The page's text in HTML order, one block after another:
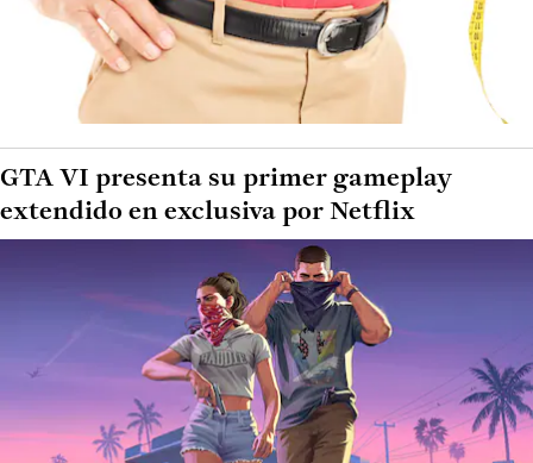
GTA VI presenta su primer gameplay
extendido en exclusiva por Netflix